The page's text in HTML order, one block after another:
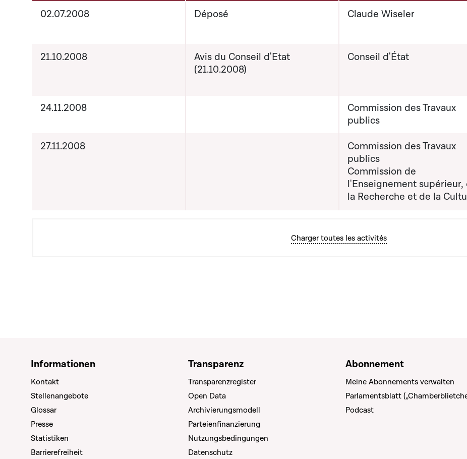
Activités sur le dossier
02.07.2008 Déposé Claude Wiseler
21.10.2008
Avis du Conseil d'Etat
(21.10.2008)
Conseil d'État
24.11.2008
Commission des Travaux
publics
27.11.2008
Commission des Travaux
publics
Commission de
l'Enseignement supérieur,
la Recherche et de la
Charger toutes les activités
Informationen
Kontakt
Stellenangebote
Glossar
Presse
Statistiken
Barrierefreiheit
Transparenz
Transparenzregister
Open Data
Archivierungsmodell
Parteienfinanzierung
Nutzungsbedingungen
Datenschutz
Abonnement
Meine Abonnements verwalten
Parlamentsblatt
Podcast